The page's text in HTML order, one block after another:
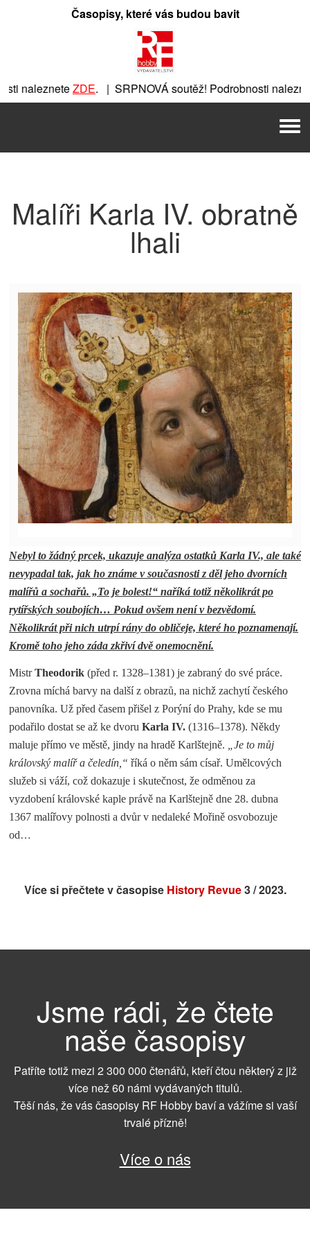
Časopisy, které vás budou bavit
nalezneteZDE. | SRPNOVÁ soutěž! Podrobnosti
. |
Malíři Karla IV. obratně
lhali
Nebyl to žádný prcek, ukazuje analýza ostatků Karla IV., ale také
nevypadal tak, jak ho známe v současnosti z děl jeho dvorních
malířů a sochařů. „To je bolest!“ naříká totiž několikrát po
rytířských soubojích… Pokud ovšem není v bezvědomí.
Několikrát při nich utrpí rány do obličeje, které ho poznamenají.
Kromě toho jeho záda zkřiví dvě onemocnění.
MistrTheodorik (před r. 1328–1381) je zabraný do své práce.
Zrovna míchá barvy na další z obrazů, na nichž zachytí českého
panovníka. Už před časem přišel z Porýní do Prahy, kde se mu
podařilo dostat se až ke dvoru Karla IV. (1316–1378). Někdy
maluje přímo ve městě, jindy na hradě Karlštejně. „Je to můj
královský malíř a čeledín,“ říká o něm sám císař. Umělcových
služeb si váží, což dokazuje i skutečnost, že odměnou za
vyzdobení královské kaple právě na Karlštejně dne 28. dubna
1367 malířovy polnosti a dvůr v nedaleké Mořině osvobozuje
od…
Více si přečtete v časopise History Revue3 / 2023.
Jsme rádi, že čtete
naše časopisy
Patříte totiž mezi 2 300 000 čtenářů, kteří čtou některý z již
více než 60 námi vydávaných titulů.
Těší nás, že vás časopisy RF Hobby baví a vážíme si vaší
trvalé přízně!
Více o nás